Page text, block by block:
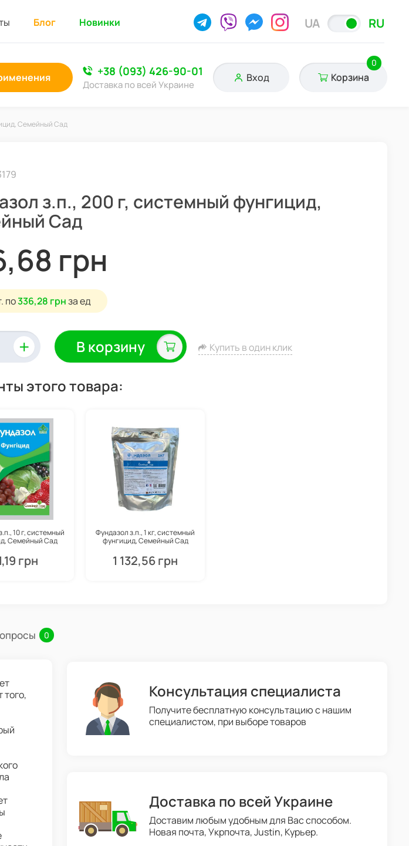
Блог Новинки UA RU
+38 (093) 426-90-01
Доставка по всей Украине
Вход Корзина
0
Семейный Сад
з.п., 200 г, системный фунгицид,
Сад
грн
по336,28 грнза ед
+ В корзину Купить в один клик
этого товара:
10 г, системный
Семейный Сад
грн
Фундазол з.п., 1 кг, системный
фунгицид, Семейный Сад
1 132,56 грн
0
того,
Консультация специалиста
Получите бесплатную консультацию с нашим
специалистом, при выборе товаров
Доставка по всей Украине
Доставим любым удобным для Вас способом.
Новая почта, Укрпочта, Justin, Курьер.